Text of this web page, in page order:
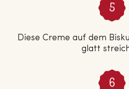
Diese Creme auf dem
glatt